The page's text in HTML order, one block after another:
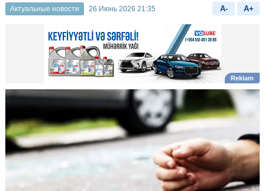
Актуальные новости 26 Июнь 2026 21:35 A- A+